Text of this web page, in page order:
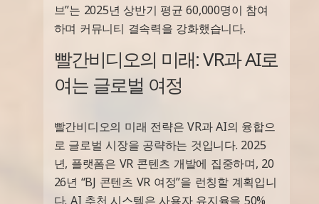
브”는 2025년 상반기 평균 60,000명이 참여
하며 커뮤니티 결속력을 강화했습니다.
빨간비디오의 미래: VR과 AI로
여는 글로벌 여정
빨간비디오의 미래 전략은 VR과 AI의 융합으
로 글로벌 시장을 공략하는 것입니다. 2025
년, 플랫폼은 VR 콘텐츠 개발에 집중하며, 20
26년 “BJ 콘텐츠 VR 여정”을 런칭할 계획입니
다. AI 추천 시스템은 사용자 유지율을 50%